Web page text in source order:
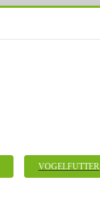
VOGELFUTTER